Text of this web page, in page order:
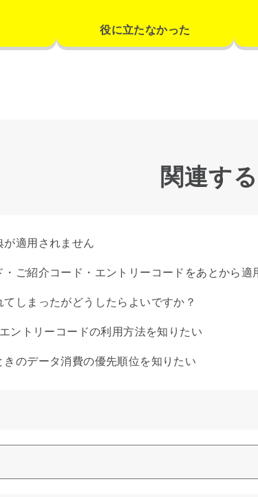
役に立たなかった
関連す
適用されません
ご紹介コード・エントリーコードをあとから適
しまったがどうしたらよいですか？
ントリーコードの利用方法を知りたい
きのデータ消費の優先順位を知りたい